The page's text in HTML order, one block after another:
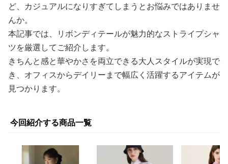
ど、カジュアルになりすぎてしまうとお悩みではありませ
んか。
本記事では、リボンディテールが魅力的なストライプシャ
ツを厳選してご紹介します。
きちんと感と華やかさを両立できる大人スタイルが実現で
き、オフィスからデイリーまで幅広く活躍するアイテムが
見つかります。
今回紹介する商品一覧